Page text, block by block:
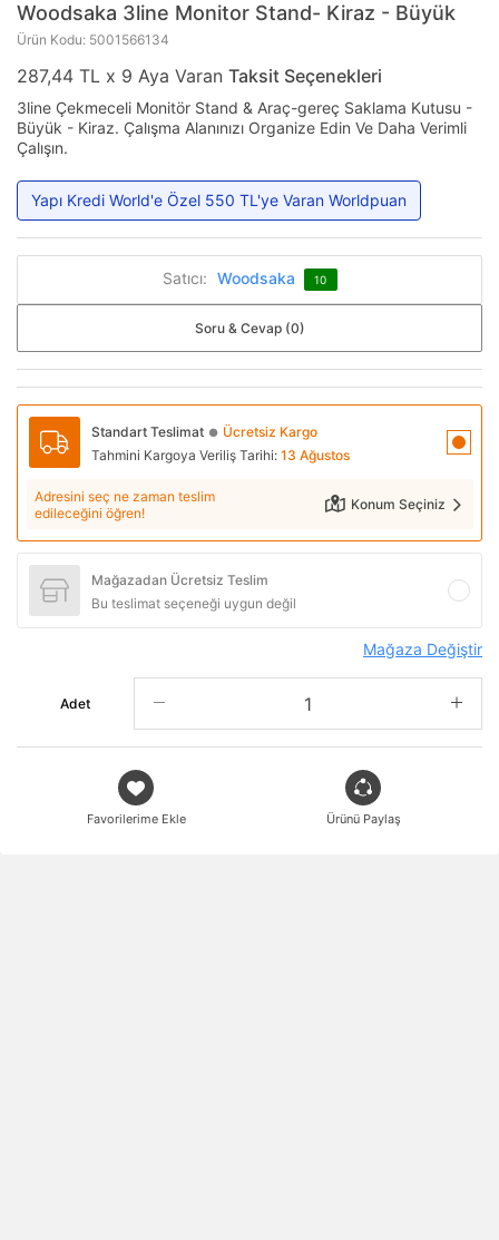
Woodsaka 3line Monitor Stand- Kiraz - Büyük
Ürün Kodu: 5001566134
287,44 TL x 9 Aya Varan Taksit Seçenekleri
3line Çekmeceli Monitör Stand & Araç-gereç Saklama Kutusu -
Büyük - Kiraz. Çalışma Alanınızı Organize Edin Ve Daha Verimli
Çalışın.
Yapı Kredi World'e Özel 550 TL'ye Varan Worldpuan
Satıcı: Woodsaka 10
Soru & Cevap (0)
Standart Teslimat ● Ücretsiz Kargo
Tahmini Kargoya Veriliş Tarihi: 13 Ağustos
Adresini seç ne zaman teslim
edileceğini öğren!
Konum Seçiniz
Mağazadan Ücretsiz Teslim
Bu teslimat seçeneği uygun değil
Mağaza Değiştir
Adet
Favorilerime Ekle Ürünü Paylaş